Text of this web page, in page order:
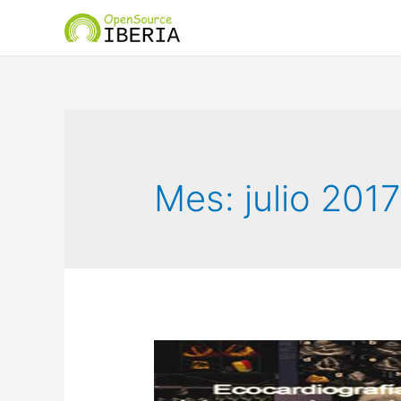
Mes: julio 2017